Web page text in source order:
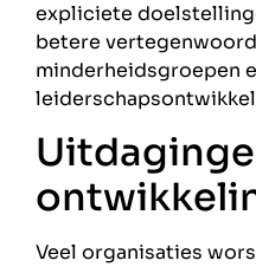
expliciete
betere
minderheidsgroepen
Veel organisaties